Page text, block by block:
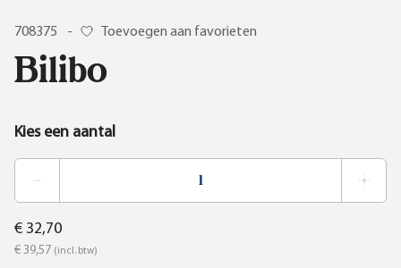
708375 - Toevoegen aan favorieten
Bilibo
Kies een aantal
€ 32,70
€ 39,57 (incl. btw)